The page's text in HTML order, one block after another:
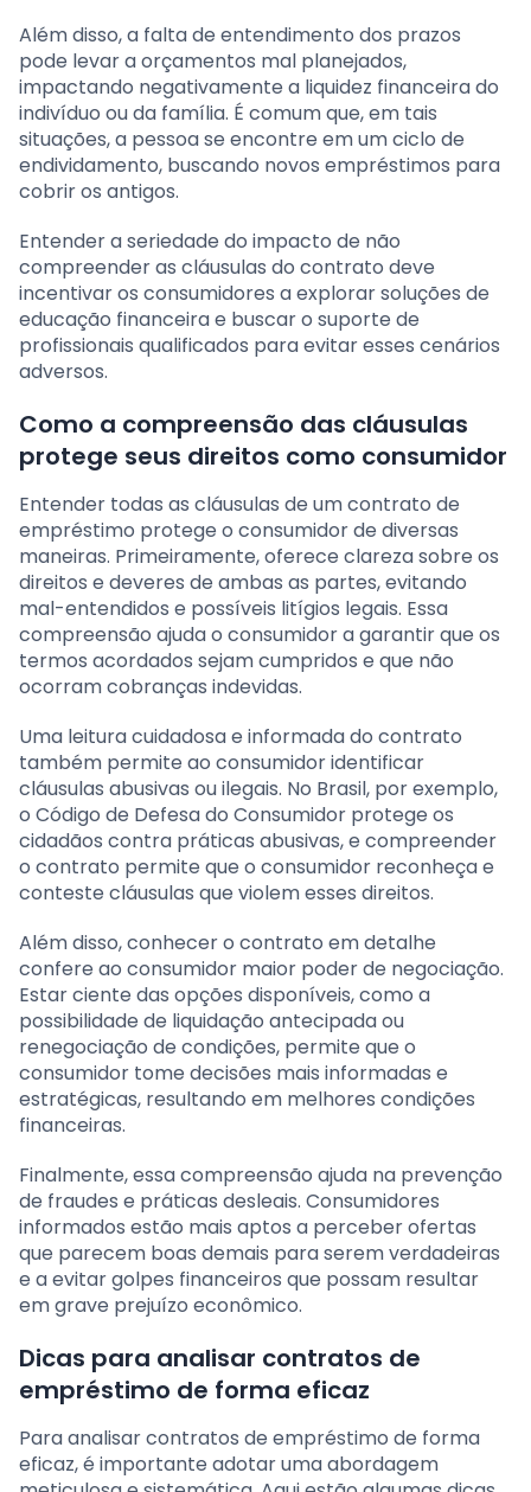
Além disso, a falta de entendimento dos prazos
pode levar a orçamentos mal planejados,
impactando negativamente a liquidez financeira do
indivíduo ou da família. É comum que, em tais
situações, a pessoa se encontre em um ciclo de
endividamento, buscando novos empréstimos para
cobrir os antigos.
Entender a seriedade do impacto de não
compreender as cláusulas do contrato deve
incentivar os consumidores a explorar soluções de
educação financeira e buscar o suporte de
profissionais qualificados para evitar esses cenários
adversos.
Como a compreensão das cláusulas
protege seus direitos como consumidor
Entender todas as cláusulas de um contrato de
empréstimo protege o consumidor de diversas
maneiras. Primeiramente, oferece clareza sobre os
direitos e deveres de ambas as partes, evitando
mal-entendidos e possíveis litígios legais. Essa
compreensão ajuda o consumidor a garantir que os
termos acordados sejam cumpridos e que não
ocorram cobranças indevidas.
Uma leitura cuidadosa e informada do contrato
também permite ao consumidor identificar
cláusulas abusivas ou ilegais. No Brasil, por exemplo,
o Código de Defesa do Consumidor protege os
cidadãos contra práticas abusivas, e compreender
o contrato permite que o consumidor reconheça e
conteste cláusulas que violem esses direitos.
Além disso, conhecer o contrato em detalhe
confere ao consumidor maior poder de negociação.
Estar ciente das opções disponíveis, como a
possibilidade de liquidação antecipada ou
renegociação de condições, permite que o
consumidor tome decisões mais informadas e
estratégicas, resultando em melhores condições
financeiras.
Finalmente, essa compreensão ajuda na prevenção
de fraudes e práticas desleais. Consumidores
informados estão mais aptos a perceber ofertas
que parecem boas demais para serem verdadeiras
e a evitar golpes financeiros que possam resultar
em grave prejuízo econômico.
Dicas para analisar contratos de
empréstimo de forma eficaz
Para analisar contratos de empréstimo de forma
eficaz, é importante adotar uma abordagem